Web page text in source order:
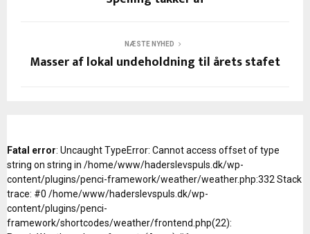
NÆSTE NYHED
Masser af lokal undeholdning til årets stafet
Fatal error: Uncaught TypeError: Cannot access offset of type
string on string in /home/www/haderslevspuls.dk/wp-
content/plugins/penci-framework/weather/weather.php:332 Stack
trace: #0 /home/www/haderslevspuls.dk/wp-
content/plugins/penci-
framework/shortcodes/weather/frontend.php(22):